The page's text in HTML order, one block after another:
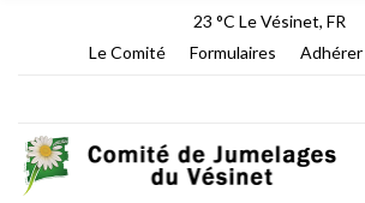
23 °C Le Vésinet, FR
Le Comité
Formulaires Adhérer